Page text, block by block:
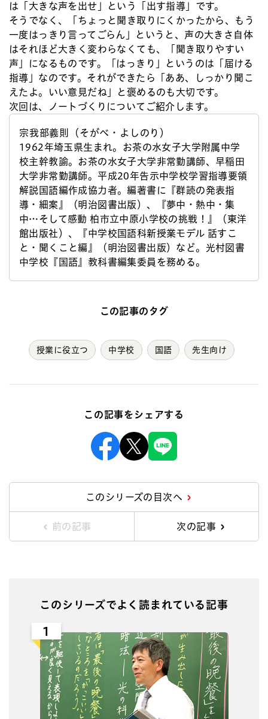
は「大きな声を出せ」という「出す指導」です。
そうでなく、「ちょっと聞き取りにくかったから、もう
一度はっきり言ってごらん」というと、声の大きさ自体
はそれほど大きく変わらなくても、「聞き取りやすい
声」になるものです。「はっきり」というのは「届ける
指導」なのです。それができたら「ああ、しっかり聞こ
えたよ。いい意見だね」と褒めるのも大切です。
次回は、ノートづくりについてご紹介します。
宗我部義則（そがべ・よしのり）
1962年埼玉県生まれ。お茶の水女子大学附属中学
校主幹教諭。お茶の水女子大学非常勤講師、早稲田
大学非常勤講師。平成20年告示中学校学習指導要領
解説国語編作成協力者。編著書に『群読の発表指
導・細案』（明治図書出版）、『夢中・熱中・集
中…そして感動 柏市立中原小学校の挑戦！』（東洋
館出版社）、『中学校国語科新授業モデル 話すこ
と・聞くこと編』（明治図書出版）など。光村図書
中学校『国語』教科書編集委員を務める。
この記事のタグ
授業に役立つ 中学校 国語 先生向け
この記事をシェアする
このシリーズの目次へ
前の記事 次の記事
このシリーズでよく読まれている記事
1